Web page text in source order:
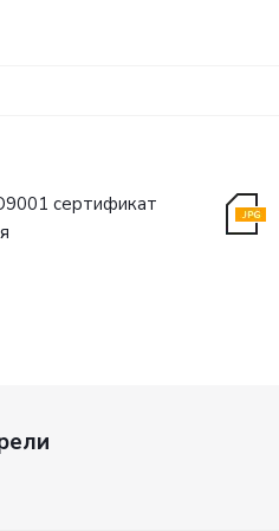
сертификат